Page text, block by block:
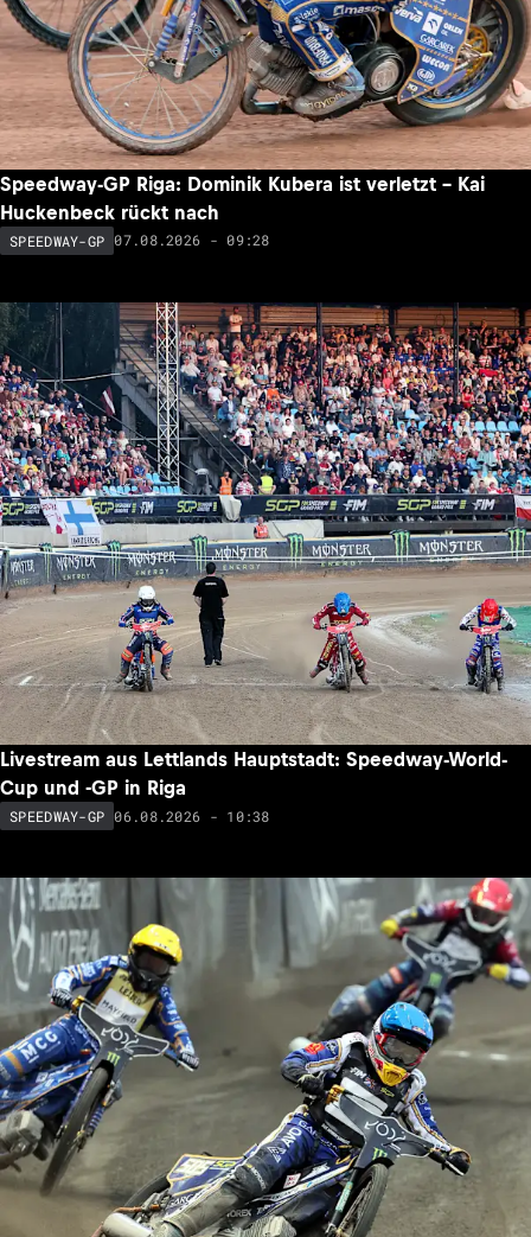
Speedway-GP Riga: Dominik Kubera ist verletzt – Kai
Huckenbeck rückt nach
SPEEDWAY-GP 07.08.2026 - 09:28
Livestream aus Lettlands Hauptstadt: Speedway-World-
Cup und -GP in Riga
SPEEDWAY-GP 06.08.2026 - 10:38